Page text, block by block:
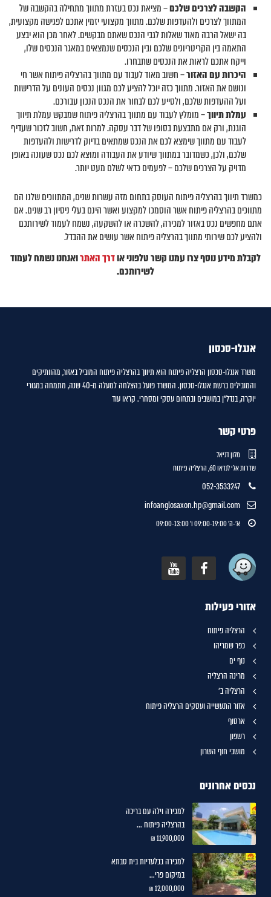
הקשבה לצרכים שלכם– מציאת נכס בעזרת מתווך מתחילה בהקשבה של
המתווך לצרכים ולהעדפות שלכם. מתווך מקצועי יזמין אתכם לפגישה מקצועית,
בה ישאל הרבה מאוד שאלות לגבי הנכס שאתם מבקשים. לאחר מכן הוא יבצע
התאמה בין הקריטריונים שלכם ובין הנכסים שנמצאים במאגר הנכסים שלו,
וייקח אתכם לראות את הנכסים שתבחרו.
היכרות עם האזור– חשוב מאוד לעבוד עם מתווך בהרצליה פיתוח אשר חי
ונושם את האזור. מתווך כזה יוכל להציע לכם מגוון נכסים העונים על הדרישות
ועל ההעדפות שלכם, ולסייע לכם לבחור את הנכס הנכון עבורכם.
עמלת תיווך– מומלץ לעבוד עם מתווך בהרצליה פיתוח שמבקש עמלת תיווך
הוגנת, ורק אם מתבצעת בסופו של דבר עסקה. למרות זאת, חשוב לזכור שעדיף
לעבוד עם מתווך שימצא לכם את הנכס שמתאים בדיוק לדרישות ולהעדפות
שלכם, ולכן, כשמדובר במתווך שיודע את העבודה ומוצא לכם נכס שעונה באופן
מדויק על הצרכים שלכם – לפעמים כדאי לשלם מעט יותר.
כמשרד תיווך בהרצליה פיתוח העוסק בתחום מזה עשרות שנים, המתווכים שלנו הם
מתווכים בהרצליה פיתוח אשר הוסמכו למקצוע ואשר הינם בעלי ניסיון רב שנים. אם
אתם מחפשים נכס באזור למכירה, להשכרה או להשקעה, נשמח לעמוד לשירותכם
ולהציע לכם שירותי מתווך בהרצליה פיתוח אשר עושים את ההבדל.
לקבלת מידע נוסף צרו עמנו קשר טלפוני אודרך האתרואנחנו נשמח לעמוד
לשירותכם.
אנגלו-סכסון
משרד אנגלו-סכסון הרצליה פיתוח הוא תיווך בהרצליה פיתוח המוביל באזור, מהוותיקים
והמובילים ברשת אנגלו-סכסון. המשרד פועל בהצלחה למעלה מ-40 שנה, מתמחה במגורי
יוקרה, בנדל"ן במושבים ובתחום עסקי ומסחרי. קראו עוד
פרטי קשר
מלון דניאל
שדרות אלי לנדאו 60, הרצליה פיתוח
052-3533247
infoanglosaxon.hp@gmail.com
א'-ה' 09:00-19:00 ו' 09:00-13:00
אזורי פעילות
הרצליה פיתוח
כפר שמריהו
נוף ים
מרינה הרצליה
הרצליה ב'
אזור התעשייה ועסקים הרצליה פיתוח
ארסוף
רשפון
מושבי חוף השרון
נכסים אחרונים
למכירה וילה עם בריכה
בהרצליה פיתוח ...
11,900,000 ₪
למכירה בבלעדיות בית סבתא
במיקום פרי...
12,000,000 ₪